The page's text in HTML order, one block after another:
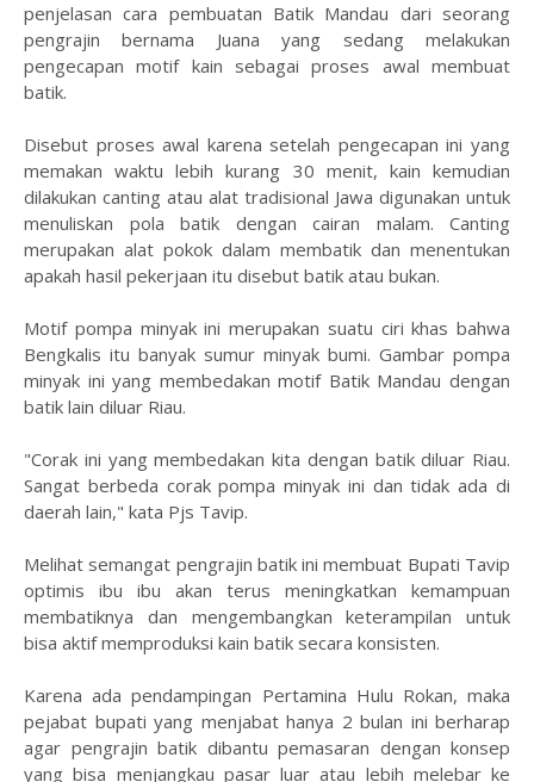
penjelasan cara pembuatan Batik Mandau dari seorang
pengrajin bernama Juana yang sedang melakukan
pengecapan motif kain sebagai proses awal membuat
batik.
Disebut proses awal karena setelah pengecapan ini yang
memakan waktu lebih kurang 30 menit, kain kemudian
dilakukan canting atau alat tradisional Jawa digunakan untuk
menuliskan pola batik dengan cairan malam. Canting
merupakan alat pokok dalam membatik dan menentukan
apakah hasil pekerjaan itu disebut batik atau bukan.
Motif pompa minyak ini merupakan suatu ciri khas bahwa
Bengkalis itu banyak sumur minyak bumi. Gambar pompa
minyak ini yang membedakan motif Batik Mandau dengan
batik lain diluar Riau.
"Corak ini yang membedakan kita dengan batik diluar Riau.
Sangat berbeda corak pompa minyak ini dan tidak ada di
daerah lain," kata Pjs Tavip.
Melihat semangat pengrajin batik ini membuat Bupati Tavip
optimis ibu ibu akan terus meningkatkan kemampuan
membatiknya dan mengembangkan keterampilan untuk
bisa aktif memproduksi kain batik secara konsisten.
Karena ada pendampingan Pertamina Hulu Rokan, maka
pejabat bupati yang menjabat hanya 2 bulan ini berharap
agar pengrajin batik dibantu pemasaran dengan konsep
yang bisa menjangkau pasar luar atau lebih melebar ke